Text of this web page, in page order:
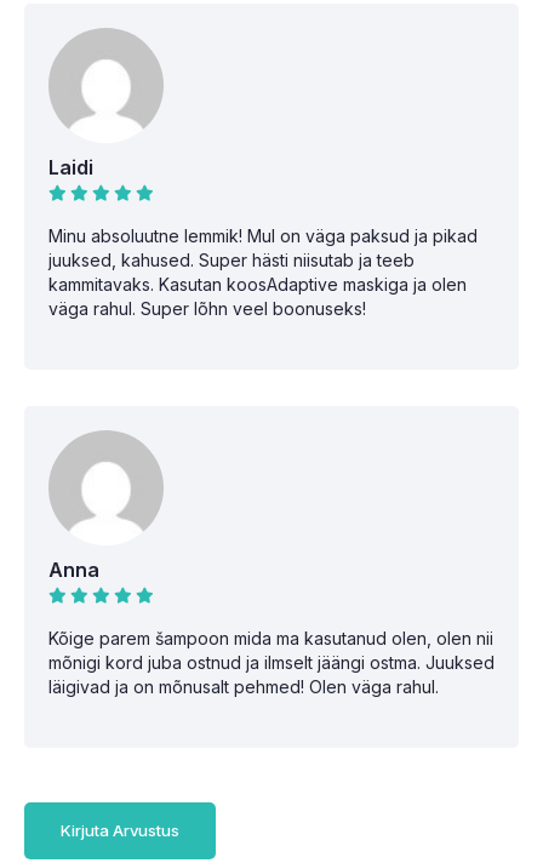
Laidi
Minu absoluutne lemmik! Mul on väga paksud ja pikad
juuksed, kahused. Super hästi niisutab ja teeb
kammitavaks. Kasutan koosAdaptive maskiga ja olen
väga rahul. Super lõhn veel boonuseks!
Anna
Kõige parem šampoon mida ma kasutanud olen, olen nii
mõnigi kord juba ostnud ja ilmselt jäängi ostma. Juuksed
läigivad ja on mõnusalt pehmed! Olen väga rahul.
Kirjuta Arvustus